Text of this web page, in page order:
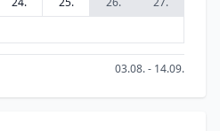
03.08. - 14.09.